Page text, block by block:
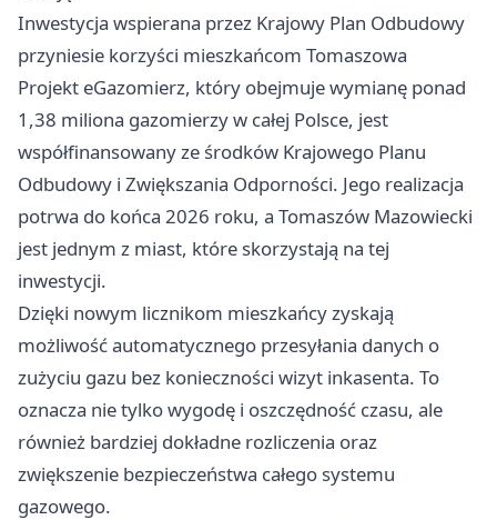
Inwestycja wspierana przez Krajowy Plan Odbudowy
przyniesie korzyści mieszkańcom Tomaszowa
Projekt eGazomierz, który obejmuje wymianę ponad
1,38 miliona gazomierzy w całej Polsce, jest
współfinansowany ze środków Krajowego Planu
Odbudowy i Zwiększania Odporności. Jego realizacja
potrwa do końca 2026 roku, a Tomaszów Mazowiecki
jest jednym z miast, które skorzystają na tej
inwestycji.
Dzięki nowym licznikom mieszkańcy zyskają
możliwość automatycznego przesyłania danych o
zużyciu gazu bez konieczności wizyt inkasenta. To
oznacza nie tylko wygodę i oszczędność czasu, ale
również bardziej dokładne rozliczenia oraz
zwiększenie bezpieczeństwa całego systemu
gazowego.